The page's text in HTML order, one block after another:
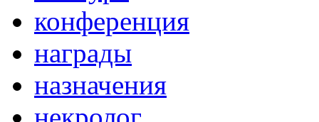
конференция
награды
назначения